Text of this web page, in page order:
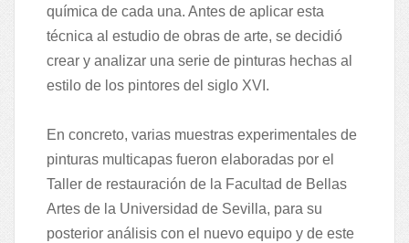
química de cada una. Antes de aplicar esta
técnica al estudio de obras de arte, se decidió
crear y analizar una serie de pinturas hechas al
estilo de los pintores del siglo XVI.
En concreto, varias muestras experimentales de
pinturas multicapas fueron elaboradas por el
Taller de restauración de la Facultad de Bellas
Artes de la Universidad de Sevilla, para su
posterior análisis con el nuevo equipo y de este